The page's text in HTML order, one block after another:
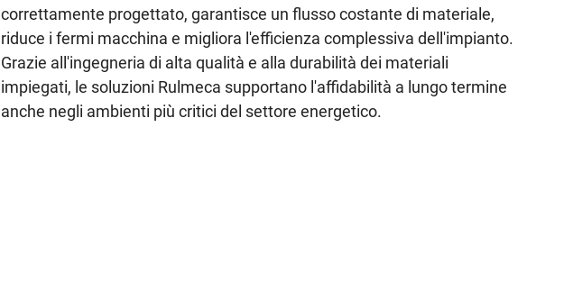
correttamente progettato, garantisce un flusso costante di materiale,
riduce i fermi macchina e migliora l'efficienza complessiva dell'impianto.
Grazie all'ingegneria di alta qualità e alla durabilità dei materiali
impiegati, le soluzioni Rulmeca supportano l'affidabilità a lungo termine
anche negli ambienti più critici del settore energetico.